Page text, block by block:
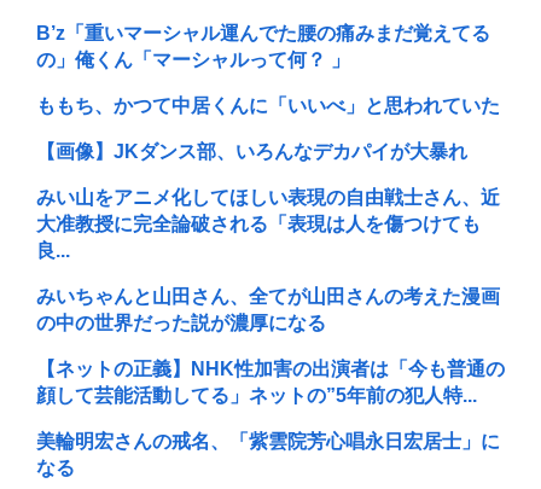
B’z「重いマーシャル運んでた腰の痛みまだ覚えてる
の」俺くん「マーシャルって何？ 」
ももち、かつて中居くんに「いいべ」と思われていた
【画像】JKダンス部、いろんなデカパイが大暴れ
みい山をアニメ化してほしい表現の自由戦士さん、近
大准教授に完全論破される「表現は人を傷つけても
良...
みいちゃんと山田さん、全てが山田さんの考えた漫画
の中の世界だった説が濃厚になる
【ネットの正義】NHK性加害の出演者は「今も普通の
顔して芸能活動してる」ネットの”5年前の犯人特...
美輪明宏さんの戒名、「紫雲院芳心唱永日宏居士」に
なる